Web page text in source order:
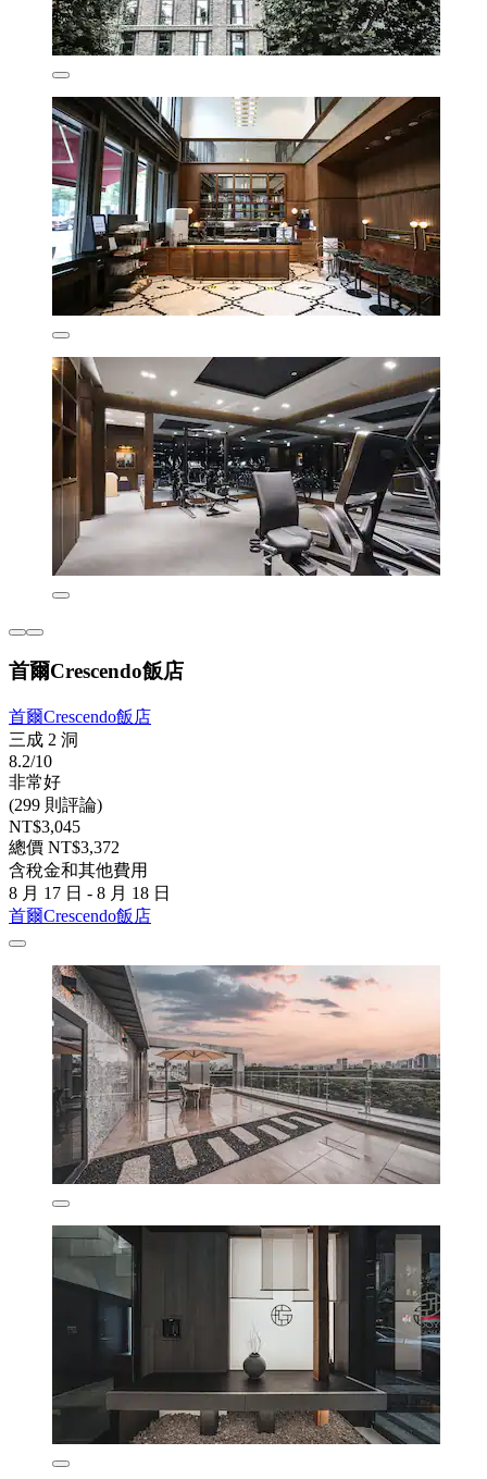
首爾Crescendo飯店
首爾Crescendo飯店
三成 2 洞
8.2/10
非常好
(299 則評論)
NT$3,045
總價 NT$3,372
含稅金和其他費用
8 月 17 日 - 8 月 18 日
首爾Crescendo飯店